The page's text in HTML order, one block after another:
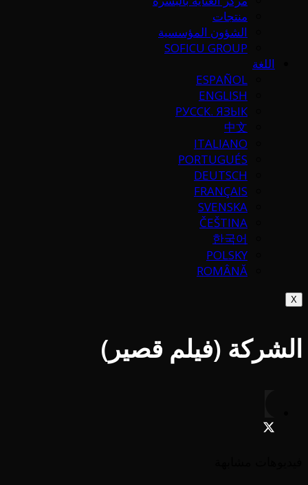
منتجات
الشؤون المؤسسية
SOFICU GROUP
اللغة
ESPAÑOL
ENGLISH
РУССК. ЯЗЫК
中文
ITALIANO
PORTUGUÉS
DEUTSCH
FRANÇAIS
SVENSKA
ČEŠTINA
한국어
POLSKY
ROMÂNĂ
X
الشركة (فيلم قصير)